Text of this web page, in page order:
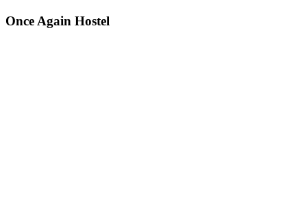
Once Again Hostel